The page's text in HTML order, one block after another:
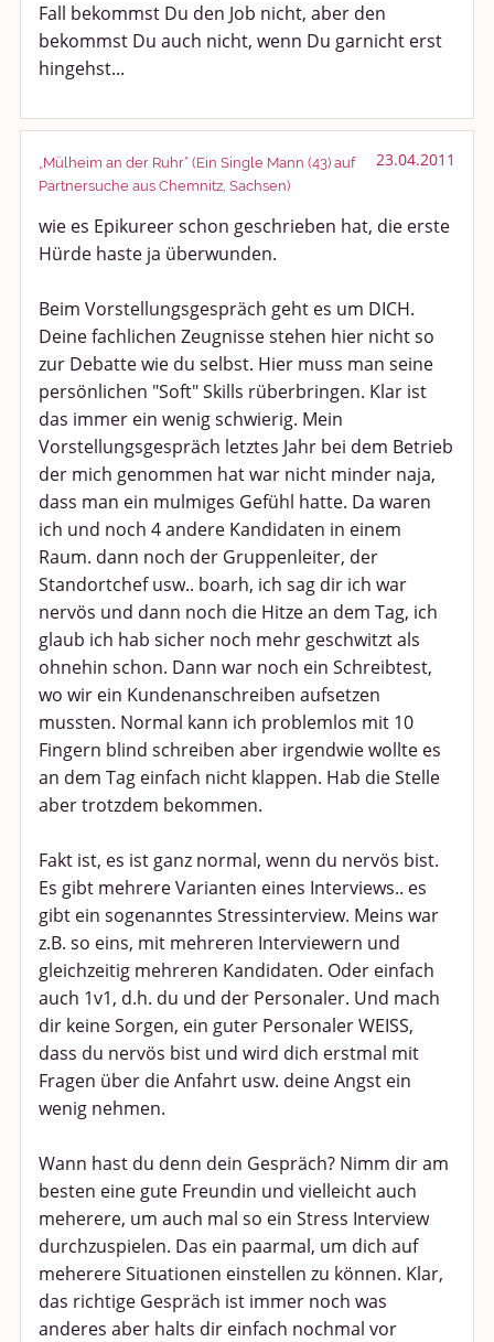
Fall bekommst Du den Job nicht, aber den
bekommst Du auch nicht, wenn Du garnicht erst
hingehst...
„Mülheim an der Ruhr“ (Ein Single Mann (43) auf
Partnersuche aus Chemnitz, Sachsen)
23.04.2011
wie es Epikureer schon geschrieben hat, die erste
Hürde haste ja überwunden.
Beim Vorstellungsgespräch geht es um DICH.
Deine fachlichen Zeugnisse stehen hier nicht so
zur Debatte wie du selbst. Hier muss man seine
persönlichen "Soft" Skills rüberbringen. Klar ist
das immer ein wenig schwierig. Mein
Vorstellungsgespräch letztes Jahr bei dem Betrieb
der mich genommen hat war nicht minder naja,
dass man ein mulmiges Gefühl hatte. Da waren
ich und noch 4 andere Kandidaten in einem
Raum. dann noch der Gruppenleiter, der
Standortchef usw.. boarh, ich sag dir ich war
nervös und dann noch die Hitze an dem Tag, ich
glaub ich hab sicher noch mehr geschwitzt als
ohnehin schon. Dann war noch ein Schreibtest,
wo wir ein Kundenanschreiben aufsetzen
mussten. Normal kann ich problemlos mit 10
Fingern blind schreiben aber irgendwie wollte es
an dem Tag einfach nicht klappen. Hab die Stelle
aber trotzdem bekommen.
Fakt ist, es ist ganz normal, wenn du nervös bist.
Es gibt mehrere Varianten eines Interviews.. es
gibt ein sogenanntes Stressinterview. Meins war
z.B. so eins, mit mehreren Interviewern und
gleichzeitig mehreren Kandidaten. Oder einfach
auch 1v1, d.h. du und der Personaler. Und mach
dir keine Sorgen, ein guter Personaler WEISS,
dass du nervös bist und wird dich erstmal mit
Fragen über die Anfahrt usw. deine Angst ein
wenig nehmen.
Wann hast du denn dein Gespräch? Nimm dir am
besten eine gute Freundin und vielleicht auch
meherere, um auch mal so ein Stress Interview
durchzuspielen. Das ein paarmal, um dich auf
meherere Situationen einstellen zu können. Klar,
das richtige Gespräch ist immer noch was
anderes aber halts dir einfach nochmal vor